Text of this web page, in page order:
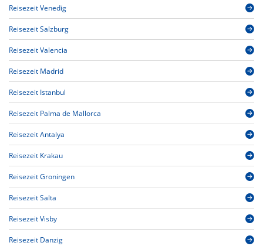
Reisezeit Venedig
Reisezeit Salzburg
Reisezeit Valencia
Reisezeit Madrid
Reisezeit Istanbul
Reisezeit Palma de Mallorca
Reisezeit Antalya
Reisezeit Krakau
Reisezeit Groningen
Reisezeit Salta
Reisezeit Visby
Reisezeit Danzig